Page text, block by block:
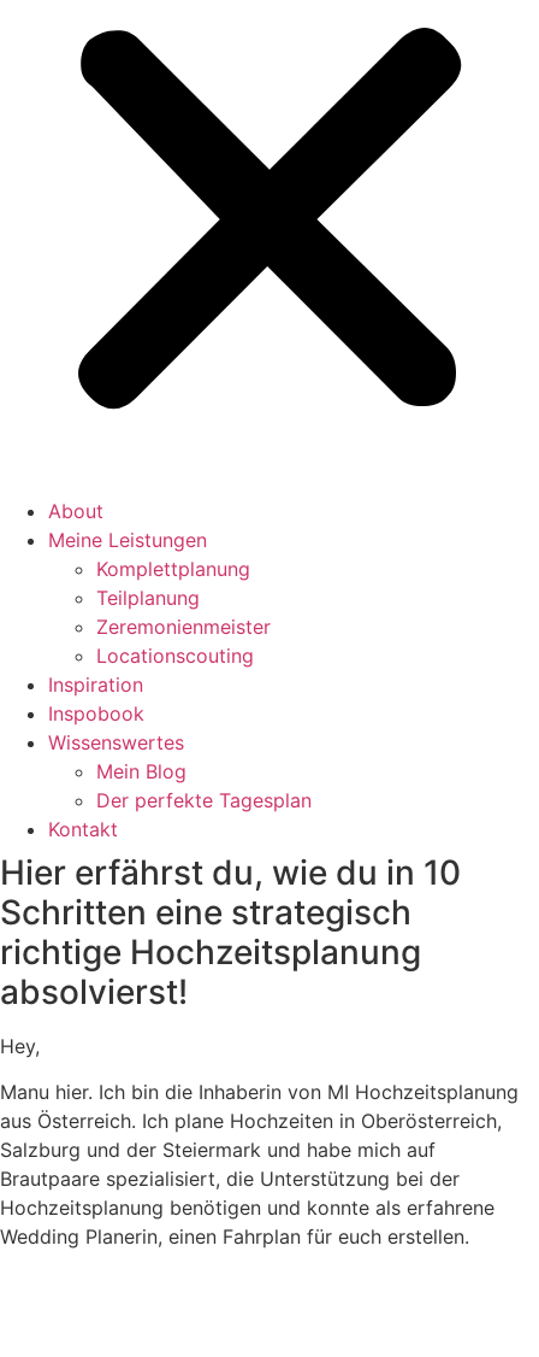
About
Meine Leistungen
Komplettplanung
Teilplanung
Zeremonienmeister
Locationscouting
Inspiration
Inspobook
Wissenswertes
Mein Blog
Der perfekte Tagesplan
Kontakt
Hier erfährst du, wie du in 10
Schritten eine strategisch
richtige Hochzeitsplanung
absolvierst!
Hey,
Manu hier. Ich bin die Inhaberin von MI Hochzeitsplanung
aus Österreich. Ich plane Hochzeiten in Oberösterreich,
Salzburg und der Steiermark und habe mich auf
Brautpaare spezialisiert, die Unterstützung bei der
Hochzeitsplanung benötigen und konnte als erfahrene
Wedding Planerin, einen Fahrplan für euch erstellen.